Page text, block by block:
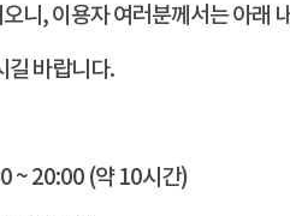
니, 이용자 여러분께서는 아래
길 바랍니다.
~ 20:00 (약 10시간)